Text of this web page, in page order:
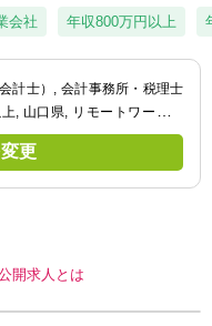
試験合格向けの求人
会社 年収800万円以上
計士）
会計事務所・税理士
山口県
リモートワーク／
更
開求人とは